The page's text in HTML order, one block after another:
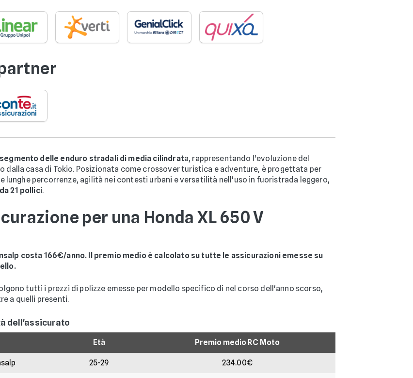
delle enduro stradali di media cilindrata, rappresentando l'evoluzione del
casa di Tokio. Posizionata come crossover turistica e adventure, è progettata per
percorrenze, agilità nei contesti urbani e versatilità nell'uso in fuoristrada leggero,
21 pollici.
per una Honda XL 650 V
costa 166€/anno. Il premio medio è calcolato su tutte le assicurazioni emesse su
tutti i prezzi di polizze emesse per modello specifico di nel corso dell'anno scorso,
a quelli presenti.
dell'assicurato
Età Premio medio RC Moto
25-29 234.00€